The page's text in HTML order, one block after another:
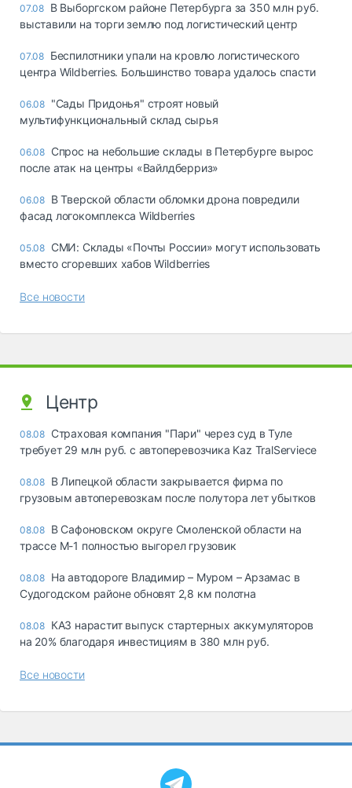
07.08 В Выборгском районе Петербурга за 350 млн руб.
выставили на торги землю под логистический центр
07.08 Беспилотники упали на кровлю логистического
центра Wildberries. Большинство товара удалось спасти
06.08 "Сады Придонья" строят новый
мультифункциональный склад сырья
06.08 Спрос на небольшие склады в Петербурге вырос
после атак на центры «Вайлдберриз»
06.08 В Тверской области обломки дрона повредили
фасад логокомплекса Wildberries
05.08 СМИ: Склады «Почты России» могут использовать
вместо сгоревших хабов Wildberries
Все новости
Центр
08.08 Страховая компания "Пари" через суд в Туле
требует 29 млн руб. с автоперевозчика Kaz TralServiece
08.08 В Липецкой области закрывается фирма по
грузовым автоперевозкам после полутора лет убытков
08.08 В Сафоновском округе Смоленской области на
трассе М-1 полностью выгорел грузовик
08.08 На автодороге Владимир – Муром – Арзамас в
Судогодском районе обновят 2,8 км полотна
08.08 КАЗ нарастит выпуск стартерных аккумуляторов
на 20% благодаря инвестициям в 380 млн руб.
Все новости